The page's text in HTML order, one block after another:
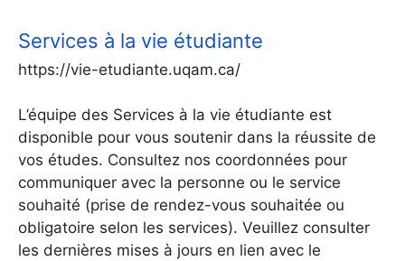
Services à la vie étudiante
https://vie-etudiante.uqam.ca/
L’équipe des Services à la vie étudiante est
disponible pour vous soutenir dans la réussite de
vos études. Consultez nos coordonnées pour
communiquer avec la personne ou le service
souhaité (prise de rendez-vous souhaitée ou
obligatoire selon les services). Veuillez consulter
les dernières mises à jours en lien avec le